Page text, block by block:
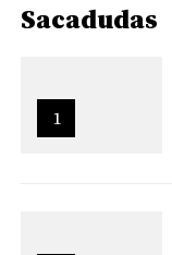
Sacadudas
1